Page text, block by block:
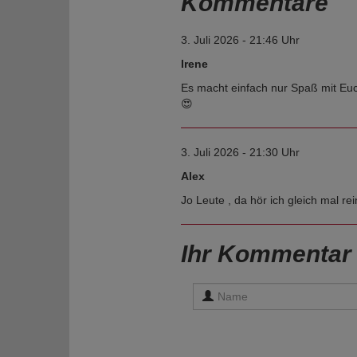
3. Juli 2026 - 21:46 Uhr
Irene
Es macht einfach nur Spaß mit
😍
3. Juli 2026 - 21:30 Uhr
Alex
Jo Leute , da hör ich gleich mal
Ihr Kommentar